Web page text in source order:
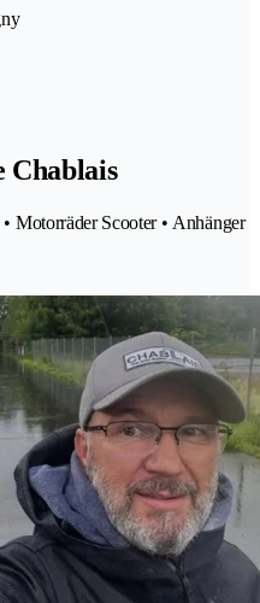
Chablais
Motorräder Scooter • Anhänger